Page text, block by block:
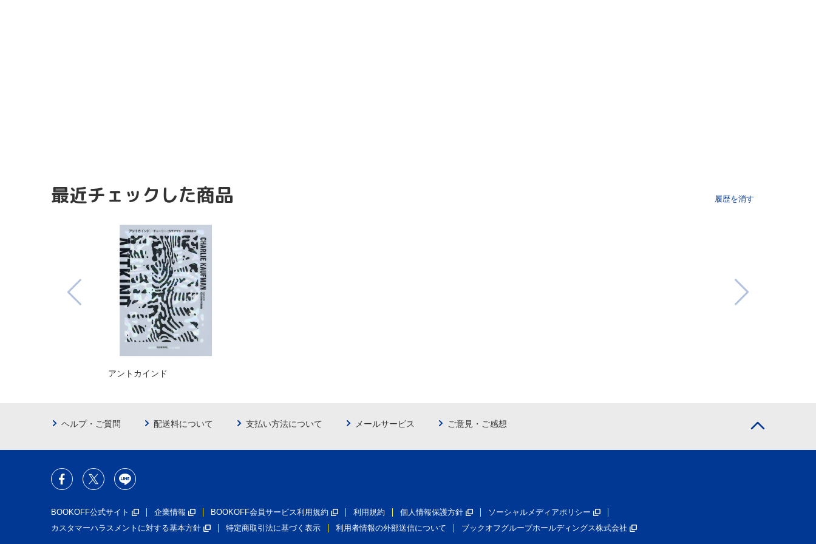
最近チェックした商品 履歴を消す
アントカインド
ヘルプ・ご質問 配送料について 支払い方法について メールサービス ご意見・ご感想
BOOKOFF公式サイト 企業情報 BOOKOFF会員サービス利用規約 利用規約 個人情報保護方針
ソーシャルメディアポリシー
カスタマーハラスメントに対する基本方針
特定商取引法に基づく表示 利用者情報の外部送信について ブックオフグループホールディングス株式会社